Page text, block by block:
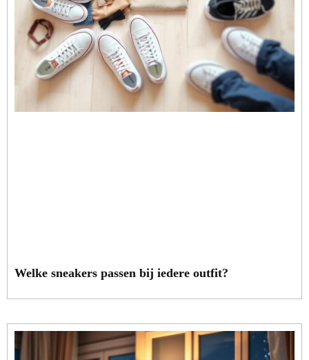
Welke sneakers passen bij iedere outfit?